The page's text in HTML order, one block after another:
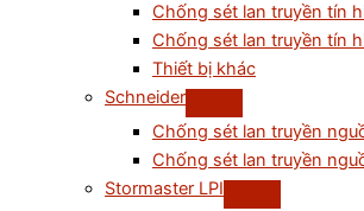
Chống sét lan truyền tín
Chống sét lan truyền tín
Thiết bị khác
Schneider
Chống sét lan truyền
Chống sét lan truyền
Stormaster LPI